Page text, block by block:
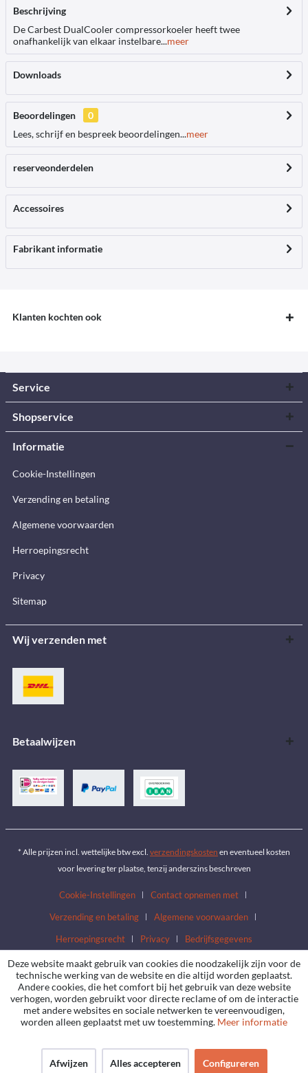
Beschrijving
De Carbest DualCooler compressorkoeler heeft twee
onafhankelijk van elkaar instelbare...meer
Downloads
Beoordelingen
0
Lees, schrijf en bespreek beoordelingen...meer
reserveonderdelen
Accessoires
Fabrikant informatie
Klanten kochten ook
Service
Shopservice
Informatie
Cookie-Instellingen
Verzending en betaling
Algemene voorwaarden
Herroepingsrecht
Privacy
Sitemap
Wij verzenden met
Betaalwijzen
* Alle prijzen incl. wettelijke btw excl. verzendingskosten en eventueel kosten
voor levering ter plaatse, tenzij anderszins beschreven
Cookie-Instellingen
Contact opnemen met
Verzending en betaling
Algemene voorwaarden
Herroepingsrecht
Privacy Bedrijfsgegevens
Deze website maakt gebruik van cookies die noodzakelijk zijn voor de
technische werking van de website en die altijd worden geplaatst.
Andere cookies, die het comfort bij het gebruik van deze website
verhogen, worden gebruikt voor directe reclame of om de interactie
met andere websites en sociale netwerken te vereenvoudigen,
worden alleen geplaatst met uw toestemming. Meer informatie
Afwijzen Alles accepteren Configureren